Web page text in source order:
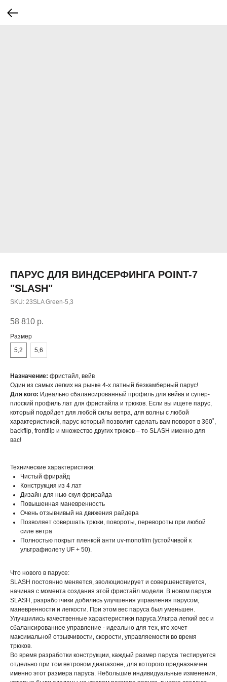
ПАРУС ДЛЯ ВИНДСЕРФИНГА POINT-7
"SLASH"
SKU: 23SLA Green-5,3
58 810 р.
Размер
5,2
5,6
Назначение: фристайл, вейв
Один из самых легких на рынке 4-х латный безкамберный парус!
Для кого: Идеально сбалансированный профиль для вейва и супер-
плоский профиль лат для фристайла и трюков. Если вы ищете парус,
который подойдет для любой силы ветра, для волны с любой
характеристикой, парус который позволит сделать вам поворот в 360˚,
backflip, frontflip и множество других трюков – то SLASH именно для
вас!
Технические характеристики:
Чистый фрирайд
Конструкция из 4 лат
Дизайн для нью-скул фрирайда
Повышенная маневренность
Очень отзывчивый на движения райдера
Позволяет совершать трюки, повороты, перевороты при любой
силе ветра
Полностью покрыт пленкой анти uv-monofilm (устойчивой к
ультрафиолету UF + 50).
Что нового в парусе:
SLASH постоянно меняется, эволюционирует и совершенствуется,
начиная с момента создания этой фристайл модели. В новом парусе
SLASH, разработчики добились улучшения управления парусом,
маневренности и легкости. При этом вес паруса был уменьшен.
Улучшились качественные характеристики паруса.Ультра легкий вес и
сбалансированное управление - идеально для тех, кто хочет
максимальной отзывчивости, скорости, управляемости во время
трюков.
Во время разработки конструкции, каждый размер паруса тестируется
отдельно при том ветровом диапазоне, для которого предназначен
именно этот размера паруса. Небольшие индивидуальные изменения,